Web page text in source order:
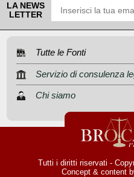
LA NEWS
LETTER
Tutte le Fonti
Servizio di consulenza
Chi siamo
Tutti i diritti riservati -
Concept & content